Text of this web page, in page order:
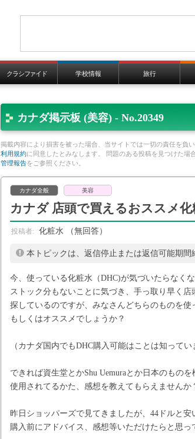
クラシファイド 学校情報 旅行
カナダ掲示板 (美容) - No.20349
掲載内容により損害を被った場合、当サイトでは一切の責任を負
利用規約に同意したとみなします。 問題のある投稿を見つけた場
管理報告をご参照ください。
カナダ全般 美容
カナダ 店頭で買えるおススメ化
化粧水 （無回答）
本トピックは、返信停止または返信可能期間
今、使っている化粧水（DHC)が気づいたらなくな
ストック分もないことに気づき、手っ取り早く店
探しているのですが、みなさんどちらのものを使
もしくはオススメでしょうか？
（カナダ国内でもDHC購入可能はことは知ってい
できれば資生堂とかShu Uemuraとか日本のものを
使用されてるかた、感想を教えてもらえませんか
昨日ショッパーズで見てきましたが、44ドルと安
購入前にアドバイス、感想等いただけたらと思っ